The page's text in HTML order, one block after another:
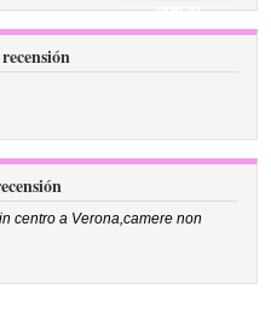
precio
centro a Verona,camere non